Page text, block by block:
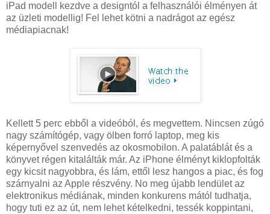
iPad modell kezdve a designtól a felhasználói élményen át
az üzleti modellig! Fel lehet kötni a nadrágot az egész
médiapiacnak!
Kellett 5 perc ebből a videóból, és megvettem. Nincsen zúgó
nagy számítógép, vagy ölben forró laptop, meg kis
képernyővel szenvedés az okosmobilon. A palatáblát és a
könyvet régen kitalálták már. Az iPhone élményt kiklopfolták
egy kicsit nagyobbra, és lám, ettől lesz hangos a piac, és fog
szárnyalni az Apple részvény. No meg újabb lendület az
elektronikus médiának, minden konkurens mától tudhatja,
hogy tuti ez az út, nem lehet kételkedni, tessék koppintani,